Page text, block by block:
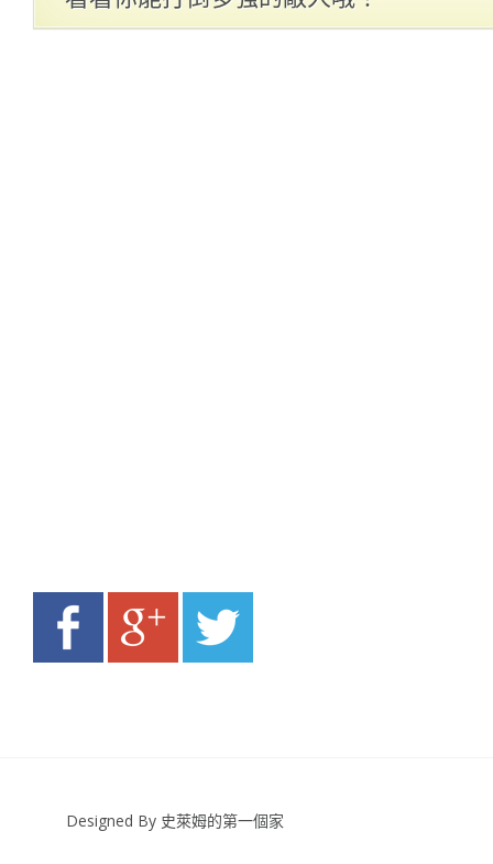
Designed By 史萊姆的第一個家